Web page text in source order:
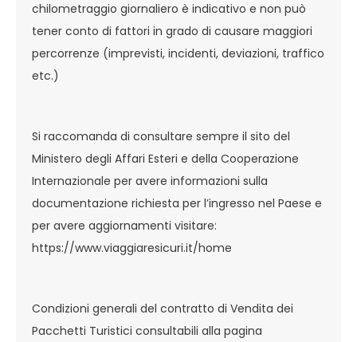
chilometraggio giornaliero è indicativo e non può
tener conto di fattori in grado di causare maggiori
percorrenze (imprevisti, incidenti, deviazioni, traffico
etc.)
Si raccomanda di consultare sempre il sito del
Ministero degli Affari Esteri e della Cooperazione
Internazionale per avere informazioni sulla
documentazione richiesta per l’ingresso nel Paese e
per avere aggiornamenti visitare:
https://www.viaggiaresicuri.it/home
Condizioni generali del contratto di Vendita dei
Pacchetti Turistici consultabili alla pagina